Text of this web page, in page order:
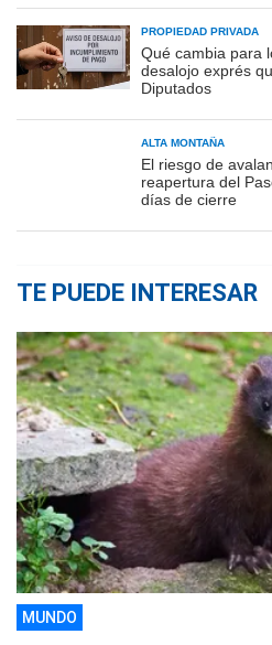
PROPIEDAD PRIVADA
Qué cambia para
desalojo exprés
Diputados
ALTA MONTAÑA
El riesgo de
reapertura del
días de cierre
TE PUEDE INTERESAR
MUNDO